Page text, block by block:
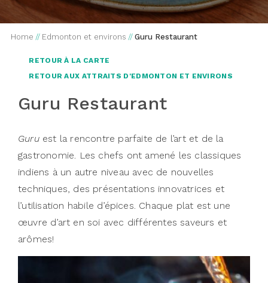
Home // Edmonton et environs // Guru Restaurant
RETOUR À LA CARTE
RETOUR AUX ATTRAITS D'EDMONTON ET ENVIRONS
Guru Restaurant
Guruest la rencontre parfaite de l’art et de la
gastronomie. Les chefs ont amené les classiques
indiens à un autre niveau avec de nouvelles
techniques, des présentations innovatrices et
l’utilisation habile d’épices. Chaque plat est une
œuvre d’art en soi avec différentes saveurs et
arômes!